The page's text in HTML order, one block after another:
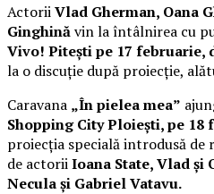
ActoriiVlad Gherman, Oana
Ginghinăvin la întâlnirea cu
Vivo! Pitești pe 17 februarie,
la o discuție după proiecție,
Caravana „În pielea mea”
Shopping City Ploiești, pe 18
proiecția specială introdusă de
de actoriiIoana State, Vlad și
Necula și Gabriel Vatavu.